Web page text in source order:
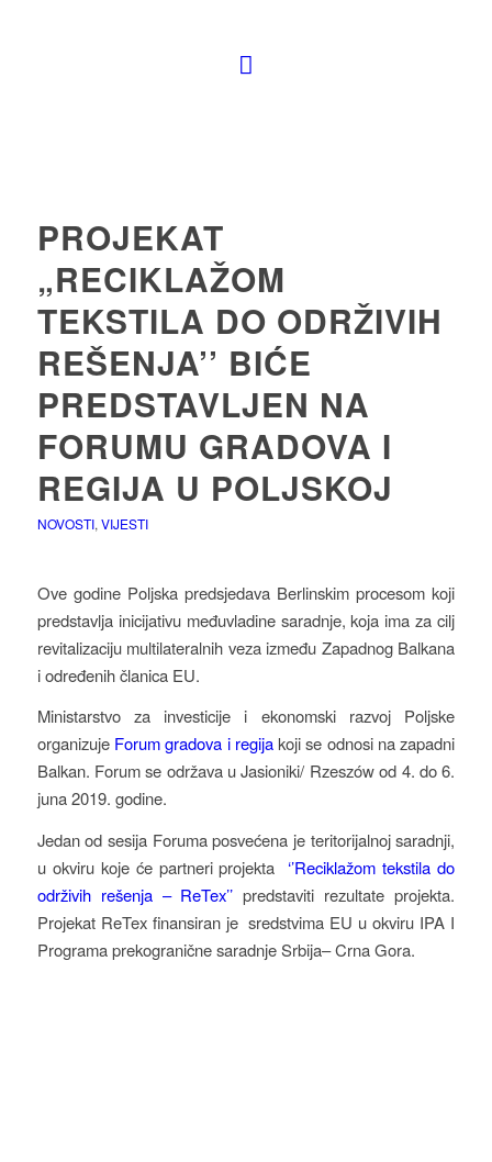
PROJEKAT
„RECIKLAŽOM
TEKSTILA DO ODRŽIVIH
REŠENJA’’ BIĆE
PREDSTAVLJEN NA
FORUMU GRADOVA I
REGIJA U POLJSKOJ
NOVOSTI, VIJESTI
Ove godine Poljska predsjedava Berlinskim procesom koji
predstavlja inicijativu međuvladine saradnje, koja ima za cilj
revitalizaciju multilateralnih veza između Zapadnog Balkana
i određenih članica EU.
Ministarstvo za investicije i ekonomski razvoj Poljske
organizuje Forum gradova i regijakoji se odnosi na zapadni
Balkan. Forum se održava u Jasioniki/ Rzeszów od 4. do 6.
juna 2019. godine.
Jedan od sesija Foruma posvećena je teritorijalnoj saradnji,
u okviru koje će partneri projekta ‘’Reciklažom tekstila do
održivih rešenja – ReTex’’ predstaviti rezultate projekta.
Projekat ReTex finansiran je sredstvima EU u okviru IPA I
Programa prekogranične saradnje Srbija– Crna Gora.